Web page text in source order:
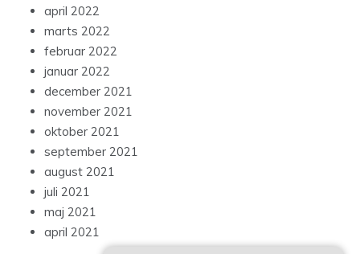
april 2022
marts 2022
februar 2022
januar 2022
december 2021
november 2021
oktober 2021
september 2021
august 2021
juli 2021
maj 2021
april 2021